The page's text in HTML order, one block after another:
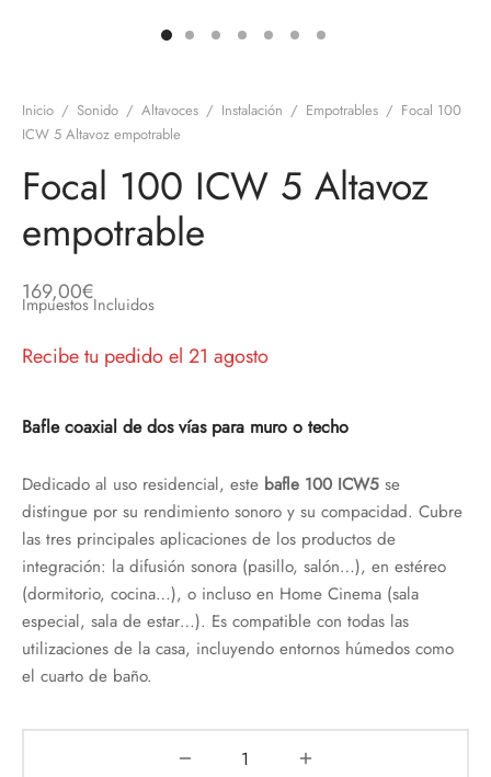
Inicio / Sonido / Altavoces / Instalación / Empotrables / Focal 100
ICW 5 Altavoz empotrable
Focal 100 ICW 5 Altavoz
empotrable
169,00€
Impuestos Incluidos
Recibe tu pedido el 21 agosto
Bafle coaxial de dos vías para muro o techo
Dedicado al uso residencial, este bafle 100 ICW5 se
distingue por su rendimiento sonoro y su compacidad. Cubre
las tres principales aplicaciones de los productos de
integración: la difusión sonora (pasillo, salón…), en estéreo
(dormitorio, cocina…), o incluso en Home Cinema (sala
especial, sala de estar…). Es compatible con todas las
utilizaciones de la casa, incluyendo entornos húmedos como
el cuarto de baño.
Equipos de Sonido